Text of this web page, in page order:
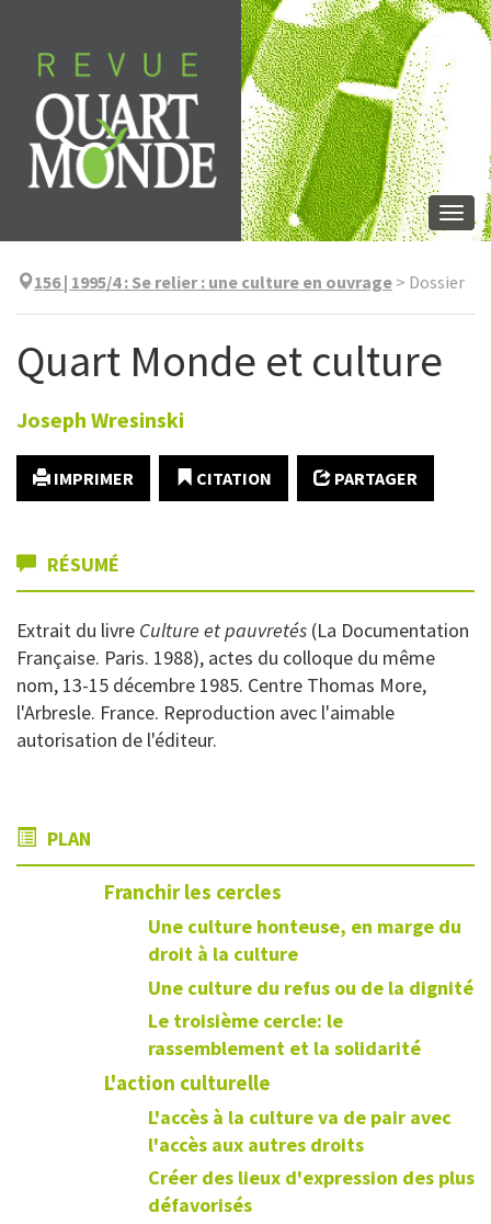
contenu
156 | 1995/4: Se relier : une culture en ouvrage > Dossier
Quart Monde et culture
Joseph Wresinski
IMPRIMER CITATION PARTAGER
RÉSUMÉ
Extrait du livre Culture et pauvretés (La Documentation
Française. Paris. 1988), actes du colloque du même
nom, 13-15 décembre 1985. Centre Thomas More,
l'Arbresle. France. Reproduction avec l'aimable
autorisation de l'éditeur.
PLAN
Franchir les cercles
Une culture honteuse, en marge du
droit à la culture
Une culture du refus ou de la dignité
Le troisième cercle: le
rassemblement et la solidarité
L'action culturelle
L'accès à la culture va de pair avec
l'accès aux autres droits
Créer des lieux d'expression des plus
défavorisés